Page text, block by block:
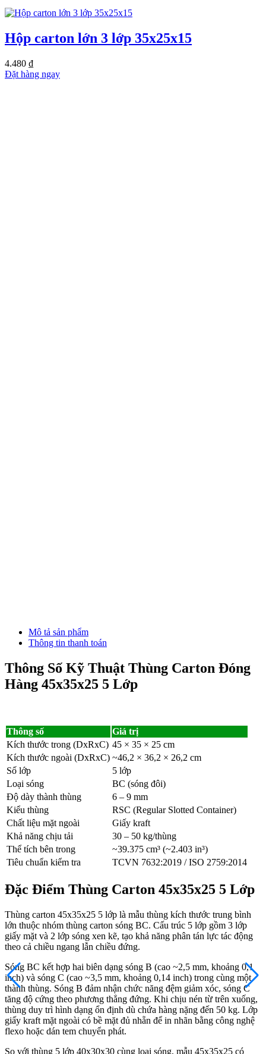
Hộp carton lớn 3 lớp 35x25x15
4.480 ₫
Đặt hàng ngay
Mô tả sản phẩm
Thông tin thanh toán
Thông Số Kỹ Thuật Thùng Carton Đóng
Hàng 45x35x25 5 Lớp
Thông số
Giá trị
Kích thước trong (DxRxC) 45 × 35 × 25 cm
Kích thước ngoài (DxRxC) ~46,2 × 36,2 × 26,2 cm
Số lớp
5 lớp
Loại sóng
BC (sóng đôi)
Độ dày thành thùng
6 – 9 mm
Kiểu thùng
RSC (Regular Slotted Container)
Chất liệu mặt ngoài
Giấy kraft
Khả năng chịu tải
30 – 50 kg/thùng
Thể tích bên trong
~39.375 cm³ (~2.403 in³)
Tiêu chuẩn kiểm tra
TCVN 7632:2019 / ISO 2759:2014
Đặc Điểm Thùng Carton 45x35x25 5 Lớp
Thùng carton 45x35x25 5 lớp là mẫu thùng kích thước trung bình
lớn thuộc nhóm thùng carton sóng BC. Cấu trúc 5 lớp gồm 3 lớp
giấy mặt và 2 lớp sóng xen kẽ, tạo khả năng phân tán lực tác động
theo cả chiều ngang lẫn chiều đứng.
Sóng BC kết hợp hai biên dạng sóng B (cao ~2,5 mm, khoảng 0,1
inch) và sóng C (cao ~3,5 mm, khoảng 0,14 inch) trong cùng một
thành thùng. Sóng B đảm nhận chức năng đệm giảm xóc, sóng C
tăng độ cứng theo phương thẳng đứng. Khi chịu nén từ trên xuống,
thùng duy trì hình dạng ổn định dù chứa hàng nặng đến 50 kg. Lớp
giấy kraft mặt ngoài có bề mặt đủ nhẵn để in nhãn bằng công nghệ
flexo hoặc dán tem chuyển phát.
So với thùng 5 lớp 40x30x30 cùng loại sóng, mẫu 45x35x25 có